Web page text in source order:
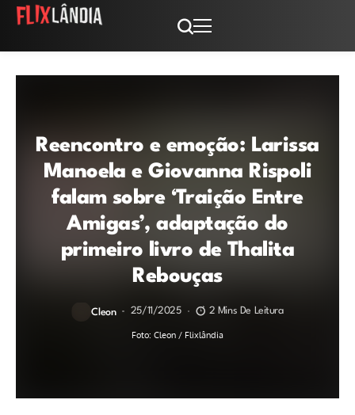
Reencontro e emoção: Larissa
Manoela e Giovanna Rispoli
falam sobre ‘Traição Entre
Amigas’, adaptação do
primeiro livro de Thalita
Rebouças
Cleon 25/11/2025 2 Mins De Leitura
Foto: Cleon / Flixlândia